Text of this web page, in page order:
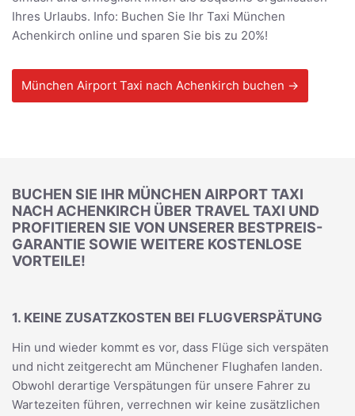
Ihres Urlaubs. Info: Buchen Sie Ihr Taxi München
Achenkirch online und sparen Sie bis zu 20%!
München Airport Taxi nach Achenkirch buchen →
BUCHEN SIE IHR MÜNCHEN AIRPORT TAXI
NACH ACHENKIRCH ÜBER TRAVEL TAXI UND
PROFITIEREN SIE VON UNSERER BESTPREIS-
GARANTIE SOWIE WEITERE KOSTENLOSE
VORTEILE!
1. KEINE ZUSATZKOSTEN BEI FLUGVERSPÄTUNG
Hin und wieder kommt es vor, dass Flüge sich verspäten
und nicht zeitgerecht am Münchener Flughafen landen.
Obwohl derartige Verspätungen für unsere Fahrer zu
Wartezeiten führen, verrechnen wir keine zusätzlichen